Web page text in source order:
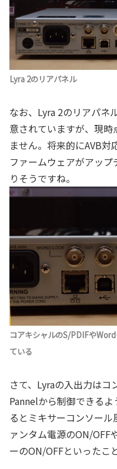
Lyra 2のリアパネル
なお、Lyra 2のリアパネ
意されていますが、現
ません。将来的にAVB
ファームウェアがアッ
りそうですね。
コアキシャルのS/PDIFや
ている
さて、Lyraの入出力は
Pannelから制御できる
るとミキサーコンソー
ァンタム電源のON/OFF
ーのON/OFFといったこ